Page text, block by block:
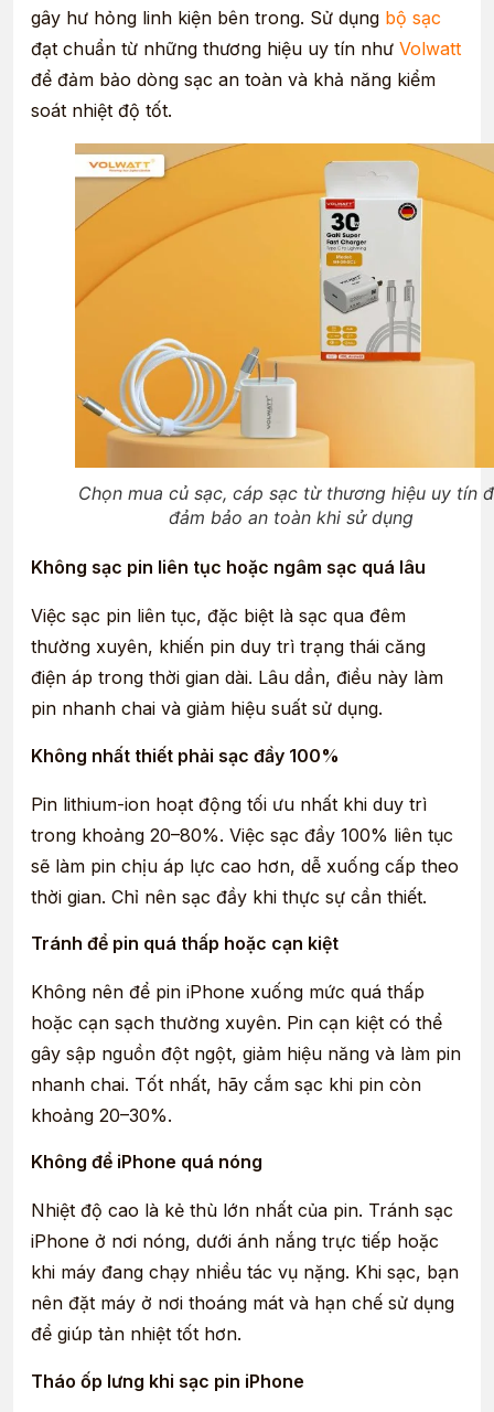
gây hư hỏng linh kiện bên trong. Sử dụng bộ sạc
đạt chuẩn từ những thương hiệu uy tín như Volwatt
để đảm bảo dòng sạc an toàn và khả năng kiểm
soát nhiệt độ tốt.
Chọn mua củ sạc, cáp sạc từ thương hiệu uy tín
đảm bảo an toàn khi sử dụng
Không sạc pin liên tục hoặc ngâm sạc quá lâu
Việc sạc pin liên tục, đặc biệt là sạc qua đêm
thường xuyên, khiến pin duy trì trạng thái căng
điện áp trong thời gian dài. Lâu dần, điều này làm
pin nhanh chai và giảm hiệu suất sử dụng.
Không nhất thiết phải sạc đầy 100%
Pin lithium-ion hoạt động tối ưu nhất khi duy trì
trong khoảng 20–80%. Việc sạc đầy 100% liên tục
sẽ làm pin chịu áp lực cao hơn, dễ xuống cấp theo
thời gian. Chỉ nên sạc đầy khi thực sự cần thiết.
Tránh để pin quá thấp hoặc cạn kiệt
Không nên để pin iPhone xuống mức quá thấp
hoặc cạn sạch thường xuyên. Pin cạn kiệt có thể
gây sập nguồn đột ngột, giảm hiệu năng và làm pin
nhanh chai. Tốt nhất, hãy cắm sạc khi pin còn
khoảng 20–30%.
Không để iPhone quá nóng
Nhiệt độ cao là kẻ thù lớn nhất của pin. Tránh sạc
iPhone ở nơi nóng, dưới ánh nắng trực tiếp hoặc
khi máy đang chạy nhiều tác vụ nặng. Khi sạc, bạn
nên đặt máy ở nơi thoáng mát và hạn chế sử dụng
để giúp tản nhiệt tốt hơn.
Tháo ốp lưng khi sạc pin iPhone